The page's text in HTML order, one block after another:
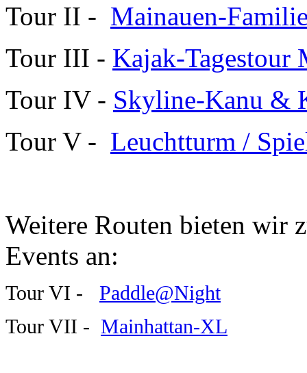
Tour II - Mainauen-
Tour III - Kajak-
Tour IV - Skyline-Kanu &
Tour V - Leuchtturm /
Weitere Routen bieten wir
Events an:
Tour VI - Paddle@Night
Tour VII - Mainhattan-XL